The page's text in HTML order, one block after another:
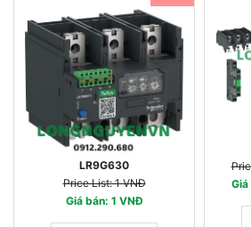
LR9G630
Price List: 1 VNĐ
Giá bán: 1 VNĐ